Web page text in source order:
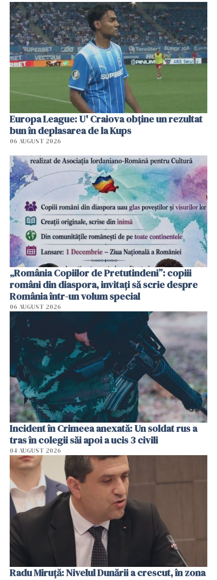
Europa League: U' Craiova obține un rezultat
bun în deplasarea de la Kups
06 AUGUST 2026
„România Copiilor de Pretutindeni”: copiii
români din diaspora, invitați să scrie despre
România într-un volum special
06 AUGUST 2026
Incident în Crimeea anexată: Un soldat rus a
tras în colegii săi apoi a ucis 3 civili
04 AUGUST 2026
Radu Miruţă: Nivelul Dunării a crescut, în zona